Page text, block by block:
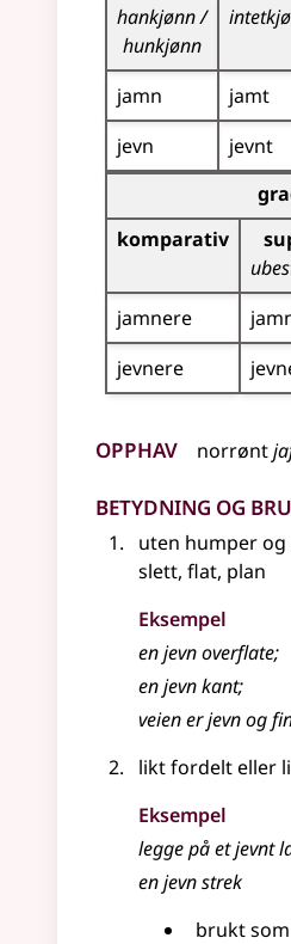
hankjønn /
hunkjønn
jamn jamt
jevn
jevnt
Bøyingstabell for
komparativ
jamnere
jevnere
Opphav norrønt
Betydning og
uten humper og
slett, flat, plan
Eksempel
enjevnoverflate;
en jevn kant;
veien er jevn og
likt fordelt eller
Eksempel
legge på et jevnt
en jevn strek
brukt som